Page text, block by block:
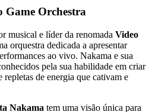
Game Orchestra
musical e líder da renomada Video
orquestra dedicada a apresentar
ao vivo. Nakama e sua
pela sua habilidade em criar
repletas de energia que cativam e
Nakama tem uma visão única para